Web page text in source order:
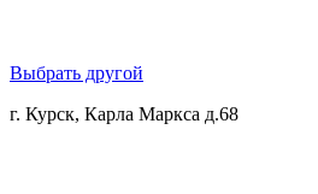
Выбрать другой
г. Курск, Карла Маркса д.68